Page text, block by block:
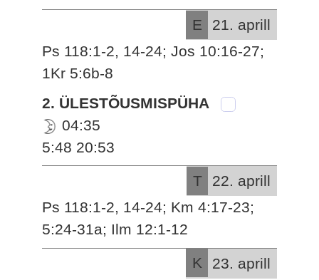
E
21. aprill
Ps 118:1-2, 14-24; Jos 10:16-27;
1Kr 5:6b-8
2. ÜLESTÕUSMISPÜHA
04:35
5:48 20:53
T
22. aprill
Ps 118:1-2, 14-24; Km 4:17-23;
5:24-31a; Ilm 12:1-12
K
23. aprill